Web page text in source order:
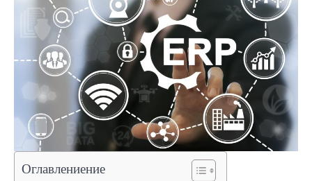
Оглавлениение